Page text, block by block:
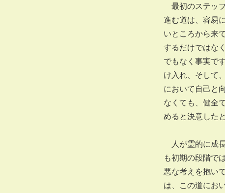
最初のステッ
進む道は、容易
いところから来
するだけではな
でもなく事実で
け入れ、そして
において自己と
なくても、健全
めると決意した
人が霊的に成
も初期の段階で
悪な考えを抱い
は、この道にお